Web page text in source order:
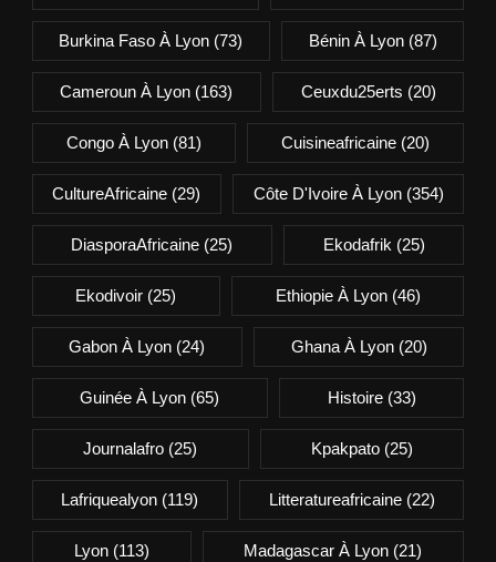
Burkina Faso À Lyon (73) Bénin À Lyon(87)
Cameroun À Lyon (163) Ceuxdu25erts (20)
Congo À Lyon(81) Cuisineafricaine (20)
CultureAfricaine (29) Côte D'Ivoire À Lyon(354)
DiasporaAfricaine (25) Ekodafrik (25)
Ekodivoir (25) Ethiopie À Lyon(46)
Gabon À Lyon (24) Ghana À Lyon(20)
Guinée À Lyon (65) Histoire(33)
Journalafro (25) Kpakpato(25)
Lafriquealyon (119) Litteratureafricaine(22)
Lyon(113) Madagascar À Lyon (21)